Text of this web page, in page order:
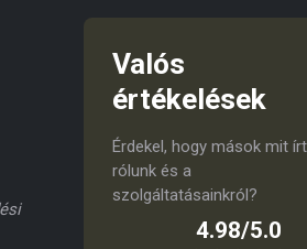
Valós
értékelések
Érdekel, hogy mások mit
rólunk és a
szolgáltatásainkról?
4.98/5.0